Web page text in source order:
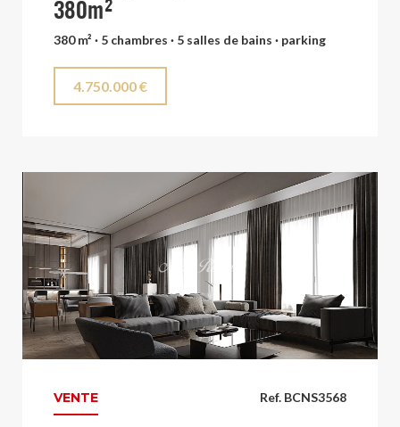
380m²
380 m² · 5 chambres · 5 salles de bains · parking
4.750.000 €
Ref. BCNS3568
VENTE